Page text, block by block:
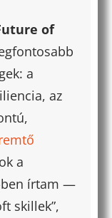
of
a
az
a
ben írtam —
skillek”,